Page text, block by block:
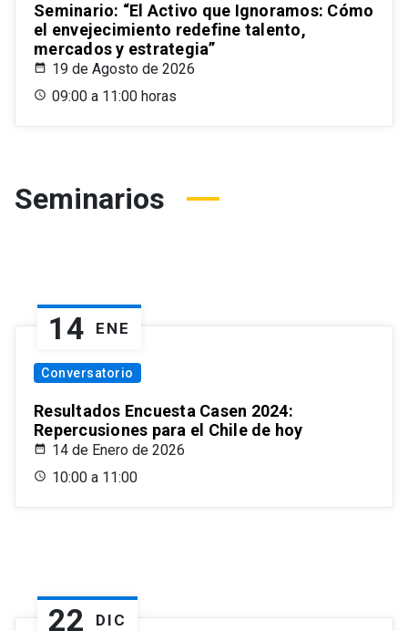
Seminario: “El Activo que Ignoramos: Cómo
el envejecimiento redefine talento,
mercados y estrategia”
19 de Agosto de 2026
09:00 a 11:00 horas
Seminarios
14 ENE
Conversatorio
Resultados Encuesta Casen 2024:
Repercusiones para el Chile de hoy
14 de Enero de 2026
10:00 a 11:00
22 DIC